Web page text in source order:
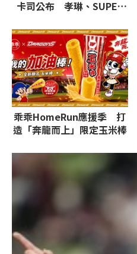
卡司公布 孝琳、SUPER
全場
乖乖HomeRun應援季 打
造「奔龍而上」限定玉米棒